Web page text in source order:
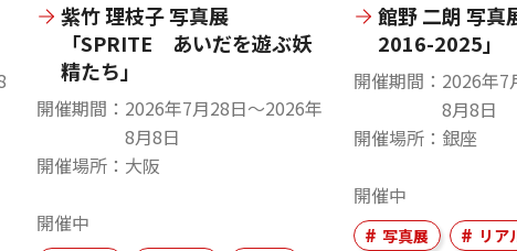
紫竹 理枝子 写真展
「SPRITE あいだを遊ぶ妖
精たち」
開催期間
2026年7月28日〜2026年
8月8日
開催場所
大阪
開催中
館野 二朗 写真
2016-2025」
開催期間
2026年7
8月8日
開催場所
銀座
開催中
写真展 リア